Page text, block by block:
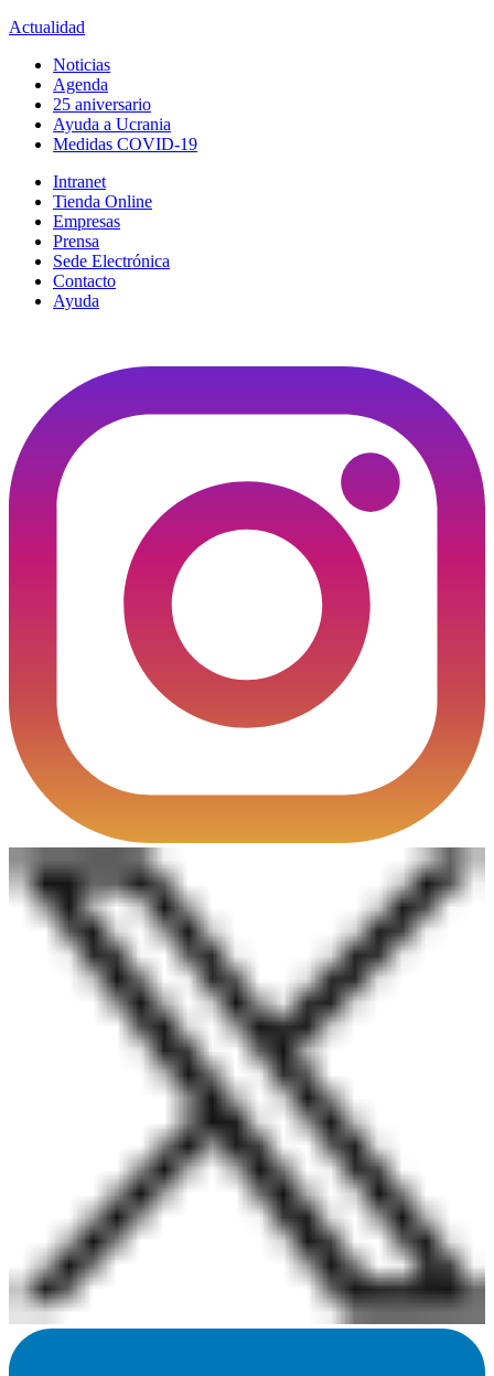
Actualidad
Noticias
Agenda
25 aniversario
Ayuda a Ucrania
Medidas COVID-19
Intranet
Tienda Online
Empresas
Prensa
Sede Electrónica
Contacto
Ayuda